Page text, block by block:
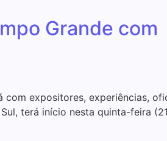
Grande com
expositores, experiências,
terá início nesta quinta-feira